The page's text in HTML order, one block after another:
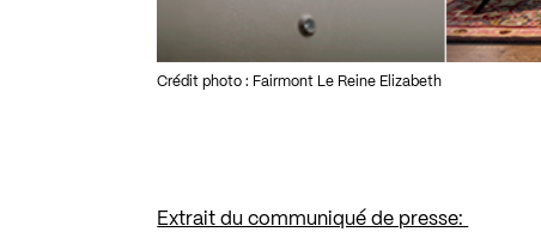
Crédit photo : Fairmont Le Reine Elizabeth
Extrait du communiqué de presse: